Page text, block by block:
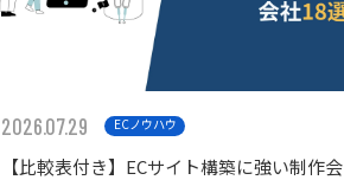
2026.07.29 ECノウハウ
【比較表付き】ECサイト構築に強い制作会